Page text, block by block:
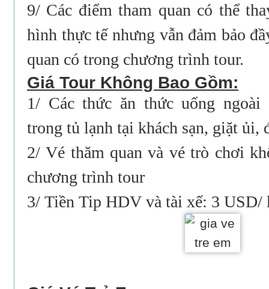
9/ Các điểm tham quan có thể
hình thực tế nhưng vẫn đảm bảo
quan có trong chương trình tour.
Giá Tour Không Bao Gồm:
1/ Các thức ăn thức uống ngoài
trong tủ lạnh tại khách sạn, giặt ủi,
2/ Vé thăm quan và vé trò chơi
chương trình tour
3/ Tiền Tip HDV và tài xế: 3 USD/